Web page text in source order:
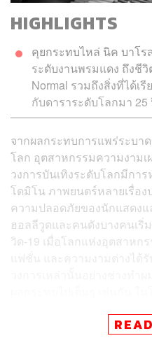
HIGHLIGHTS
คุยกระทบไหล่ นิค บาโ
ระดับงานพรมแดง ถึงชี
Normal รวมถึงสิ่งที่ได้เ
กับดาราระดับโลกมา 25
จากผลกระทบการแพร่ระบา
โลก อุตสาหกรรมความงาม
วงการบันเทิงระดับโลกมีกา
โดมิโน ภาพยนตร์หลายเรื่อ
ความปลอดภัยของนักแสดง
ฮอลลีวูดและคนดังบางคนเริ่
วิด-19 เมื่อโลกแห่งอุตสาห
กลับเมืองไทยเพื่อเยี่ยมครอบ